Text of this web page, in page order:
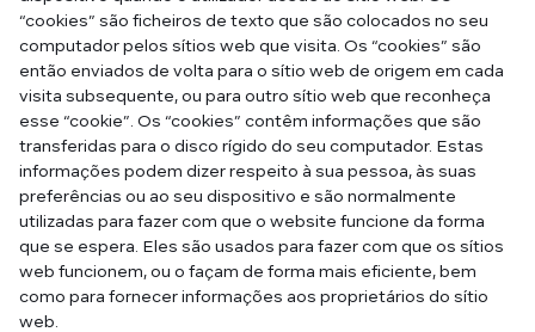
“cookies” são ficheiros de texto que são colocados no seu
computador pelos sítios web que visita. Os “cookies” são
então enviados de volta para o sítio web de origem em cada
visita subsequente, ou para outro sítio web que reconheça
esse “cookie”. Os “cookies” contêm informações que são
transferidas para o disco rígido do seu computador. Estas
informações podem dizer respeito à sua pessoa, às suas
preferências ou ao seu dispositivo e são normalmente
utilizadas para fazer com que o website funcione da forma
que se espera. Eles são usados para fazer com que os sítios
web funcionem, ou o façam de forma mais eficiente, bem
como para fornecer informações aos proprietários do sítio
web.